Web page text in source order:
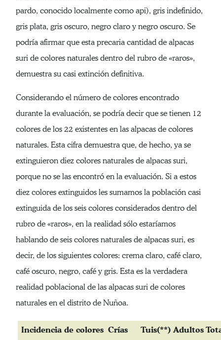
pardo, conocido localmente como api), gris indefinido,
gris plata, gris oscuro, negro claro y negro oscuro. Se
podría afirmar que esta precaria cantidad de alpacas
suri de colores naturales dentro del rubro de «raros»,
demuestra su casi extinción definitiva.
Considerando el número de colores encontrado
durante la evaluación, se podría decir que se tienen 12
colores de los 22 existentes en las alpacas de colores
naturales. Esta cifra demuestra que, de hecho, ya se
extinguieron diez colores naturales de alpacas suri,
porque no se las encontró en la evaluación. Si a estos
diez colores extinguidos les sumamos la población casi
extinguida de los seis colores considerados dentro del
rubro de «raros», en la realidad sólo estaríamos
hablando de seis colores naturales de alpacas suri, es
decir, de los siguientes colores: crema claro, café claro,
café oscuro, negro, café y gris. Esta es la verdadera
realidad poblacional de las alpacas suri de colores
naturales en el distrito de Nuñoa.
Incidencia de colores Crías Tuis(**) Adultos